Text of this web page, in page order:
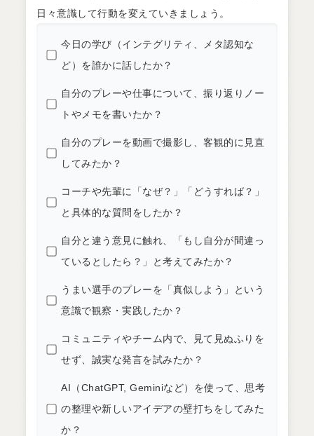
日々意識して行動を変えていきましょう。
今日の学び（インテグリティ、メタ認知な
ど）を誰かに話したか？
自分のプレーや仕事について、振り返りノー
トやメモを書いたか？
自分のプレーを動画で撮影し、客観的に見直
してみたか？
コーチや先輩に「なぜ？」「どうすれば？」
と具体的な質問をしたか？
自分と違う意見に触れ、「もし自分が間違っ
ているとしたら？」と考えてみたか？
うまい選手のプレーを「真似しよう」という
意識で観察・実践したか？
コミュニティやチーム内で、見て見ぬふりを
せず、誠実な発言を試みたか？
AI（ChatGPT, Geminiなど）を使って、思考
の整理や新しいアイデアの壁打ちをしてみた
か？